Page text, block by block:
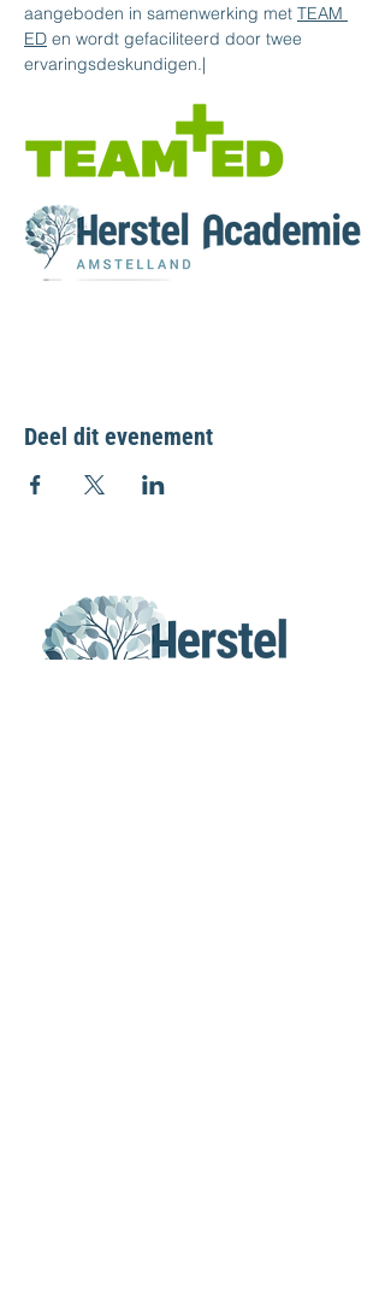
aangeboden in samenwerking met TEAM
ED en wordt gefaciliteerd door twee
ervaringsdeskundigen.|
Deel dit evenement